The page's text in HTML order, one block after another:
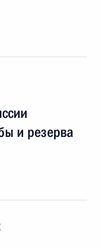
и резерва